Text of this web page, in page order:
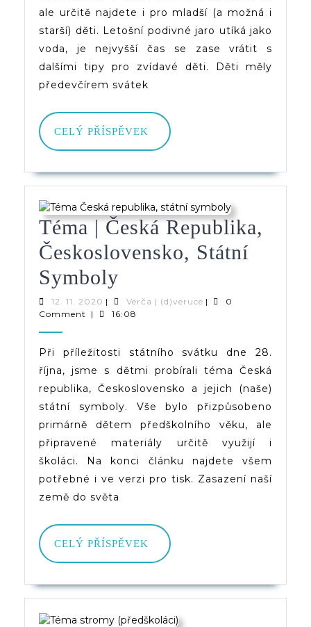
A
Pracovní
List)
ale určitě najdete i pro mladší (a možná i
starší) děti. Letošní podivné jaro utíká jako
voda, je nejvyšší čas se zase vrátit s
dalšími tipy pro zvídavé děti. Děti měly
předevčírem svátek
CELÝ PŘÍSPĚVEK
CELÝ
PŘÍSPĚVEK
Téma | Česká Republika,
Československo, Státní
Symboly
Republika,
Československo,
Státní
Symboly
12. 11. 2020 12.
11.
| Verča | (d)veruceVerča
|
0
Comment
| 16:08
Při příležitosti státního svátku dne 28.
října, jsme s dětmi probírali téma Česká
republika, Československo a jejich (naše)
státní symboly. Vše bylo přizpůsobeno
primárně dětem předškolního věku, ale
připravené materiály určitě využijí i
školáci. Na konci článku najdete všem
potřebné i ve verzi pro tisk. Zasazení naší
země do světa
CELÝ PŘÍSPĚVEK
CELÝ
PŘÍSPĚVEK